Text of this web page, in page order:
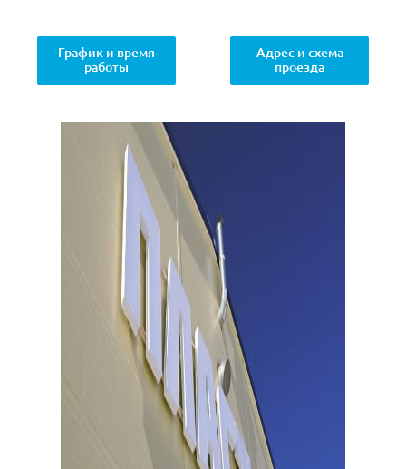
График и время
работы
Адрес и схема
проезда